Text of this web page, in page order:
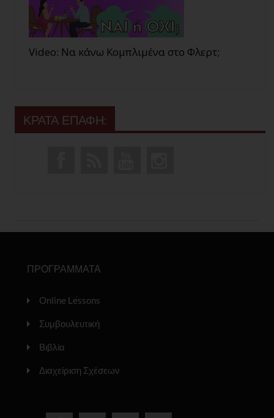
Video: Να κάνω Κομπλιμένα στο Φλερτ;
ΚΡΑΤΑ ΕΠΑΦΗ:
ΠΡΟΓΡΑΜΜΑΤΑ
Online Lessons
Συμβουλευτική
Βιβλία
Διαχείριση Σχέσεων